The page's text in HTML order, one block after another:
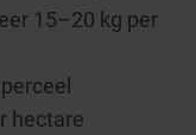
15–20 kg per
hectare